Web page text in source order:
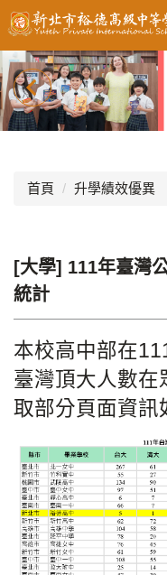
跳
到
主
要
內
容
區
首頁 升學績效優異
[大學] 111年臺灣
統計
本校高中部在
臺灣頂大人數在
取部分頁面資訊